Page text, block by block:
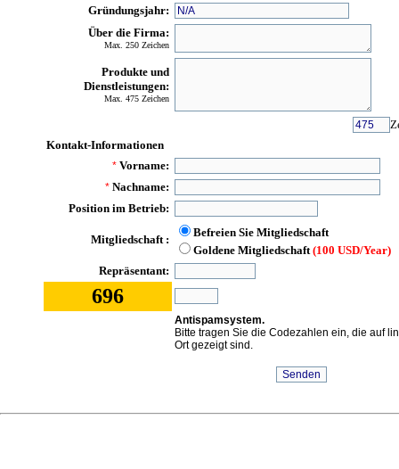
Gründungsjahr:
Über die Firma:
Max. 250 Zeichen
Produkte und
Dienstleistungen:
Max. 475 Zeichen
Kontakt-Informationen
* Vorname:
* Nachname:
Position im Betrieb:
Mitgliedschaft :
Befreien Sie Mitgliedschaft
Goldene Mitgliedschaft(100 USD/Year)
Repräsentant:
696
Antispamsystem.
Bitte tragen Sie die Codezahlen ein, die auf
Ort gezeigt sind.